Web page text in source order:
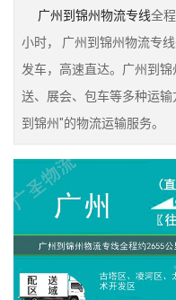
广州到锦州物流专线全
小时， 广州到锦州物流专
发车，高速直达。广州到
送、展会、包车等多种运
到锦州"的物流运输服务。